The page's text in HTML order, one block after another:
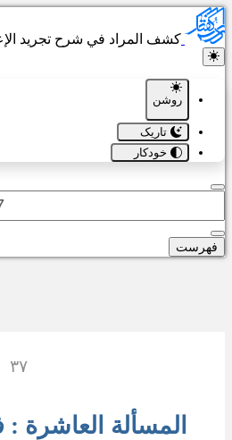
کشف المراد في شرح تجرید
روشن
المسألة العاشرة :